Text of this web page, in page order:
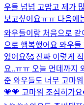
우들 넘넘 고맙고 제가
보고싶어요ㅠㅠ 다음에
와우들이랑 처음으로
으로 행복했어요 와우
었어요🥰 진짜 이렇게
요..ㅠㅠ 오늘 먼데까지
준 와우들도 너무 고마
💗💗 고마워 조심히가